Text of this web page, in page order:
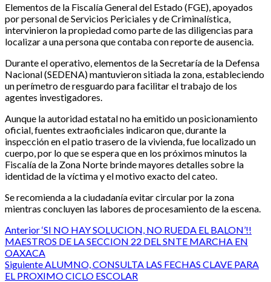
Elementos de la Fiscalía General del Estado (FGE), apoyados
por personal de Servicios Periciales y de Criminalística,
intervinieron la propiedad como parte de las diligencias para
localizar a una persona que contaba con reporte de ausencia.
Durante el operativo, elementos de la Secretaría de la Defensa
Nacional (SEDENA) mantuvieron sitiada la zona, estableciendo
un perímetro de resguardo para facilitar el trabajo de los
agentes investigadores.
Aunque la autoridad estatal no ha emitido un posicionamiento
oficial, fuentes extraoficiales indicaron que, durante la
inspección en el patio trasero de la vivienda, fue localizado un
cuerpo, por lo que se espera que en los próximos minutos la
Fiscalía de la Zona Norte brinde mayores detalles sobre la
identidad de la víctima y el motivo exacto del cateo.
Se recomienda a la ciudadanía evitar circular por la zona
mientras concluyen las labores de procesamiento de la escena.
Post
navigation
Anterior‘SI NO HAY SOLUCION, NO RUEDA EL BALON’!!
MAESTROS DE LA SECCION 22 DEL SNTE MARCHA EN
OAXACA
Siguiente ALUMNO, CONSULTA LAS FECHAS CLAVE PARA
EL PROXIMO CICLO ESCOLAR